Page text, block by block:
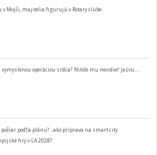
v Mojši, majitelia figurujú v Rotary clube
operáciou srdca? Nikde mu nevidieť jazvu…
požiar podľa plánu? ..ako príprava na smart city
hry v LA 2028?